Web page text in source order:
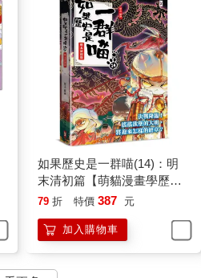
如果歷史是一群喵(14)：明
末清初篇【萌貓漫畫學歷
史】
79 折 特價 387 元
加入購物車